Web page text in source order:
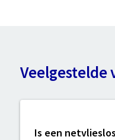
Veelgestelde
Is een